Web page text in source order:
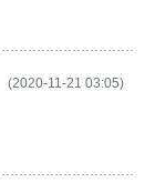
(2020-11-21 03:05)